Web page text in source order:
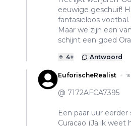
eeuwige geschuif!
fantasieloos
Maar we zijn een
schijnt een goed
4+ Antwoord
EuforischeRealist
@ 7172AFCA7395
Een paar uur
Curacao (Ja ik weet